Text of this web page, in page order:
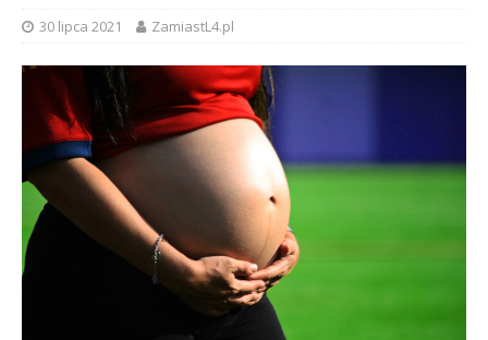
30 lipca 2021 ZamiastL4.pl